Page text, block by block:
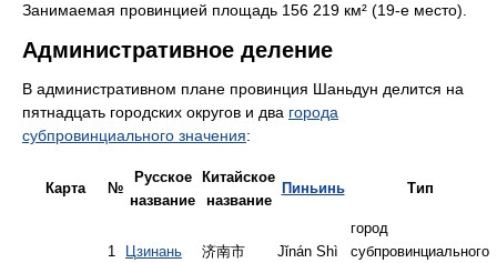
Занимаемая провинцией площадь 156 219 км² (19-е место).
Административное деление
В административном плане провинция Шаньдун делится на
пятнадцать городских округов и два города
субпровинциального значения:
Карта №
Русское
название
Китайское
название
Пиньинь Тип
1 Цзинань 济南市 Jǐnán Shì
город
субпровинциального